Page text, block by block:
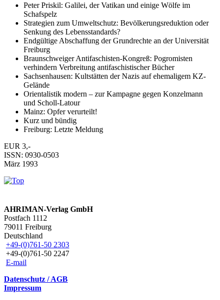
Peter Priskil: Galilei, der Vatikan und einige Wölfe im
Schafspelz
Strategien zum Umweltschutz: Bevölkerungsreduktion oder
Senkung des Lebensstandards?
Endgültige Abschaffung der Grundrechte an der Universität
Freiburg
Braunschweiger Antifaschisten-Kongreß: Pogromisten
verhindern Verbreitung antifaschistischer Bücher
Sachsenhausen: Kultstätten der Nazis auf ehemaligem KZ-
Gelände
Orientalistik modern – zur Kampagne gegen Konzelmann
und Scholl-Latour
Mainz: Opfer verurteilt!
Kurz und bündig
Freiburg: Letzte Meldung
EUR 3,-
ISSN: 0930-0503
März 1993
AHRIMAN-Verlag GmbH
Postfach 1112
79011 Freiburg
Deutschland
+49-(0)761-50 2303
+49-(0)761-50 2247
E-mail
Datenschutz / AGB
Impressum